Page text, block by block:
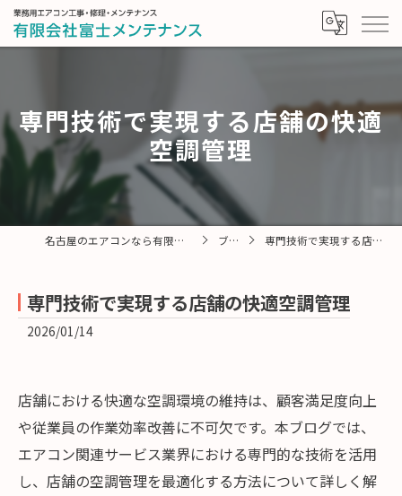
専門技術で実現する店舗の快適
空調管理
名古屋のエアコンなら有限会社富士メンテナンス ブログ 専門技術で実現する店舗の快適空調管理
専門技術で実現する店舗の快適空調管理
2026/01/14
店舗における快適な空調環境の維持は、顧客満足度向上
や従業員の作業効率改善に不可欠です。本ブログでは、
エアコン関連サービス業界における専門的な技術を活用
し、店舗の空調管理を最適化する方法について詳しく解